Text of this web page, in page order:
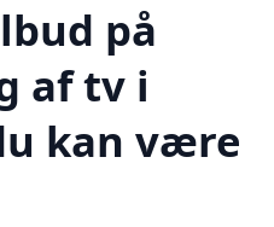
på
af tv i
kan være